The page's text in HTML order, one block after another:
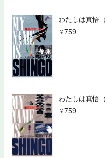
わたしは真悟（
759
わたしは真悟（
759